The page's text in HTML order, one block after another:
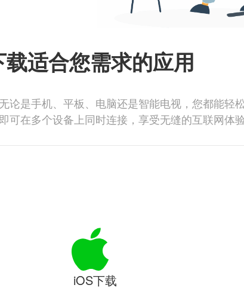
载适合您需求的应用
论是手机、平板、电脑还是智能电视，您都能轻松
可在多个设备上同时连接，享受无缝的互联网体验
iOS下载